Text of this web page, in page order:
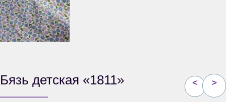
< >
Бязь детская «1811»